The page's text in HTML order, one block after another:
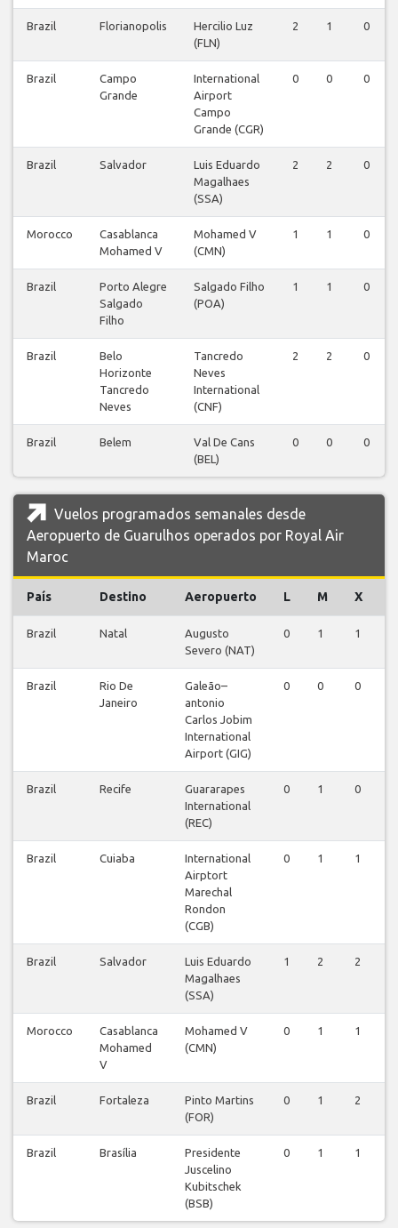
Brazil Florianopolis
Hercilio Luz
(FLN)
2 1 0
Brazil
Campo
Grande
International
Airport
Campo
Grande (CGR)
0 0 0
Brazil Salvador
Luis Eduardo
Magalhaes
(SSA)
2 2 0
Morocco
Casablanca
Mohamed V
Mohamed V
(CMN)
1 1 0
Brazil
Porto Alegre
Salgado
Filho
Salgado Filho
(POA)
1 1 0
Brazil
Belo
Horizonte
Tancredo
Neves
Tancredo
Neves
International
(CNF)
2 2 0
Brazil Belem
Val De Cans
(BEL)
0 0 0
Vuelos programados semanales desde
Aeropuerto de Guarulhos operados por Royal Air
Maroc
País Destino Aeropuerto L M X
Brazil Natal
Augusto
Severo (NAT)
0 1 1
Brazil
Rio De
Janeiro
Galeão–
antonio
Carlos Jobim
International
Airport (GIG)
0 0 0
Brazil Recife
Guararapes
International
(REC)
0 1 0
Brazil Cuiaba
International
Airptort
Marechal
Rondon
(CGB)
0 1 1
Brazil Salvador
Luis Eduardo
Magalhaes
(SSA)
1 2 2
Morocco
Casablanca
Mohamed
V
Mohamed V
(CMN)
0 1 1
Brazil Fortaleza
Pinto Martins
(FOR)
0 1 2
Brazil Brasília
Presidente
Juscelino
Kubitschek
(BSB)
0 1 1